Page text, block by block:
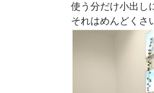
使う分だけ小出し
それはめんどくさ